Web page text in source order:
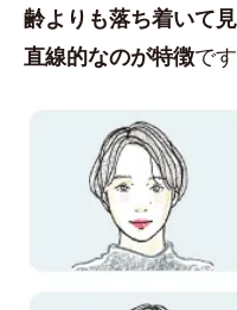
齢よりも落ち着いて
直線的なのが特徴です